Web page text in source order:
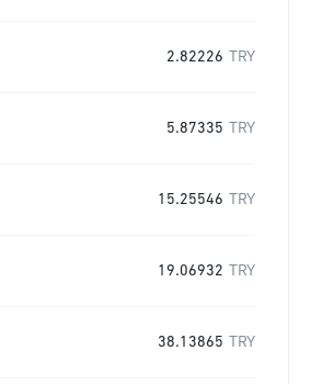
2.82226 TRY
5.87335 TRY
15.25546 TRY
19.06932 TRY
38.13865 TRY